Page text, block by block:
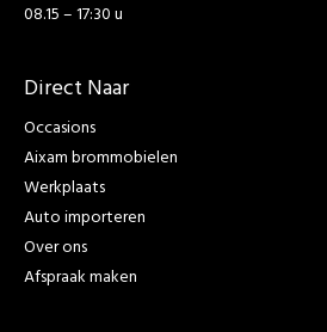
08.15 – 17:30 u
Direct Naar
Occasions
Aixam brommobielen
Werkplaats
Auto importeren
Over ons
Afspraak maken